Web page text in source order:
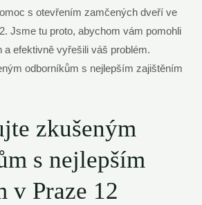
s otevřením zamčených dveří ve
Jsme tu proto, abychom vám pomohli
efektivně vyřešili váš problém.
zkušeným
s nejlepším
v Praze 12